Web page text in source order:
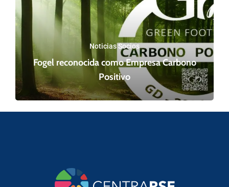
Noticias Socios
Fogel reconocida como Empresa Carbono
Positivo